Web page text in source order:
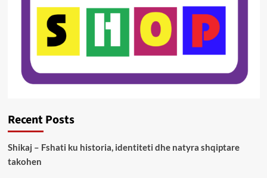
Recent Posts
Shikaj – Fshati ku historia, identiteti dhe natyra shqiptare
takohen